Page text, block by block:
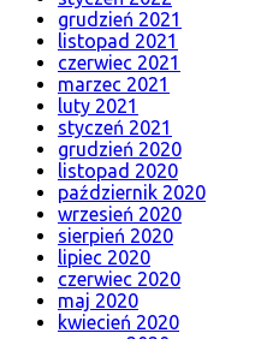
grudzień 2021
listopad 2021
czerwiec 2021
marzec 2021
luty 2021
styczeń 2021
grudzień 2020
listopad 2020
październik 2020
wrzesień 2020
sierpień 2020
lipiec 2020
czerwiec 2020
maj 2020
kwiecień 2020